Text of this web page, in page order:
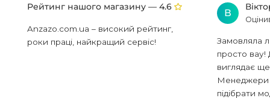
Рейтинг нашого магазину — 4.6
Anzazo.com.ua – високий рейтинг,
роки праці, найкращий сервіс!
В
Замовляла
просто вау!
виглядає
Менеджери
підібрати